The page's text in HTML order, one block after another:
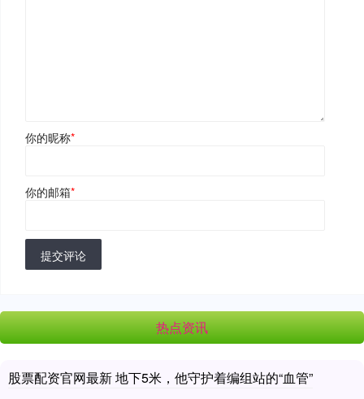
你的昵称*
你的邮箱*
提交评论
热点资讯
股票配资官网最新 地下5米，他守护着编组站的“血管”